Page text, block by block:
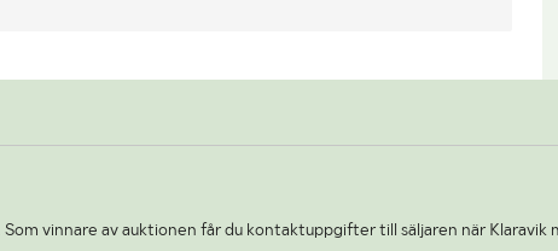
Som vinnare av auktionen får du kontaktuppgifter till säljaren när Klaravik